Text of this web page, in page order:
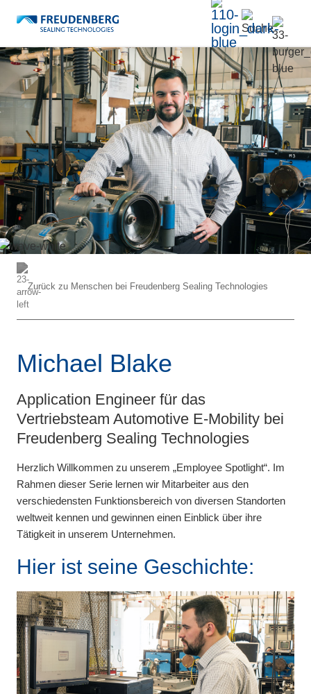
Zurück zu Menschen bei Freudenberg Sealing Technologies
Michael Blake
Application Engineer für das
Vertriebsteam Automotive E-Mobility bei
Freudenberg Sealing Technologies
Herzlich Willkommen zu unserem „Employee Spotlight“. Im
Rahmen dieser Serie lernen wir Mitarbeiter aus den
verschiedensten Funktionsbereich von diversen Standorten
weltweit kennen und gewinnen einen Einblick über ihre
Tätigkeit in unserem Unternehmen.
Hier ist seine Geschichte: